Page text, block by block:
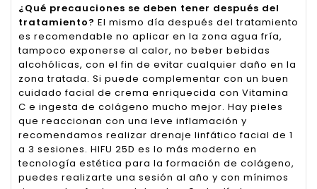
¿Qué precauciones se deben tener después del
tratamiento? El mismo día después del tratamiento
es recomendable no aplicar en la zona agua fría,
tampoco exponerse al calor, no beber bebidas
alcohólicas, con el fin de evitar cualquier daño en la
zona tratada. Si puede complementar con un buen
cuidado facial de crema enriquecida con Vitamina
C e ingesta de colágeno mucho mejor. Hay pieles
que reaccionan con una leve inflamación y
recomendamos realizar drenaje linfático facial de 1
a 3 sesiones. HIFU 25D es lo más moderno en
tecnología estética para la formación de colágeno,
puedes realizarte una sesión al año y con mínimos